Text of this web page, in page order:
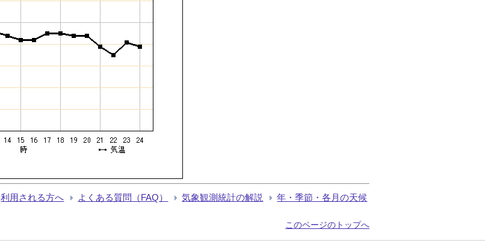
利用される方へ よくある質問（FAQ） 気象観測統計の解説 年・季節・各月の天候
このページのトップへ